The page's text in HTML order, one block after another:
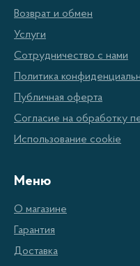
Возврат и обмен
Услуги
Сотрудничество с нами
Политика
Публичная оферта
Согласие на обработку
Использование cookie
Меню
О магазине
Гарантия
Доставка